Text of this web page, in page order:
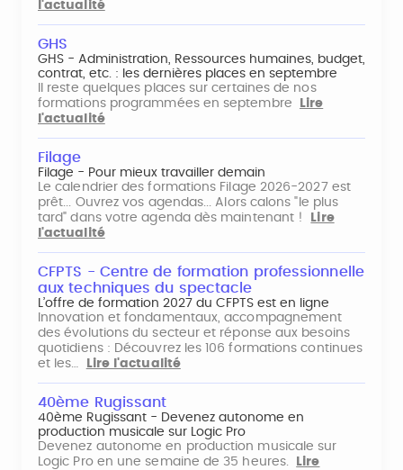
l'actualité
GHS
GHS - Administration, Ressources humaines, budget,
contrat, etc. : les dernières places en septembre
Il reste quelques places sur certaines de nos
formations programmées en septembre
Lire
l'actualité
Filage
Filage - Pour mieux travailler demain
Le calendrier des formations Filage 2026-2027 est
prêt... Ouvrez vos agendas... Alors calons "le plus
tard" dans votre agenda dès maintenant !
Lire
l'actualité
CFPTS - Centre de formation professionnelle
aux techniques du spectacle
L’offre de formation 2027 du CFPTS est en ligne
Innovation et fondamentaux, accompagnement
des évolutions du secteur et réponse aux besoins
quotidiens : Découvrez les 106 formations continues
et les…
Lire l'actualité
40ème Rugissant
40ème Rugissant - Devenez autonome en
production musicale sur Logic Pro
Devenez autonome en production musicale sur
Logic Pro en une semaine de 35 heures.
Lire